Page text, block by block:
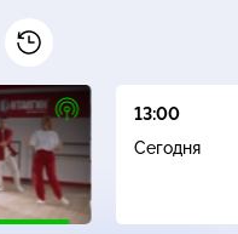
13:00
Сегодня